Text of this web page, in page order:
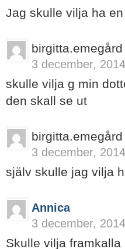
Jag skulle vilja ha
birgitta.emegård
3 december,
skulle vilja g min
den skall se ut
birgitta.emegård
3 december,
själv skulle jag vilja
Annica
3 december,
Skulle vilja